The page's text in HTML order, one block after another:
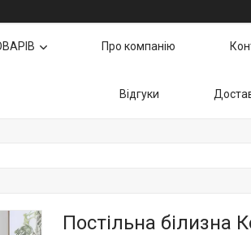
Про компанію
Відгуки
Постільна білизна